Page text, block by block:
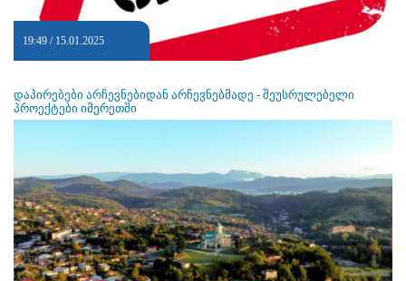
19:49 / 15.01.2025
დაპირებები არჩევნებიდან არჩევნებმადე - შეუსრულებელი
პროექტები იმერეთში